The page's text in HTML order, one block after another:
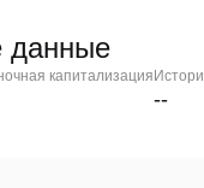
данные
капитализация
--